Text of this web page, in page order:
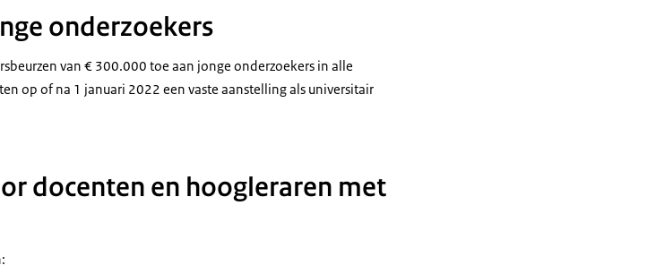
onderzoekers
van € 300.000 toe aan jonge onderzoekers in alle
op of na 1 januari 2022 een vaste aanstelling als universitair
docenten en hoogleraren met